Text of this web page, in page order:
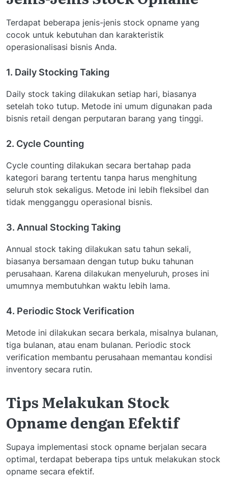
Terdapat beberapa jenis-jenis stock opname yang
cocok untuk kebutuhan dan karakteristik
operasionalisasi bisnis Anda.
1. Daily Stocking Taking
Daily stock taking dilakukan setiap hari, biasanya
setelah toko tutup. Metode ini umum digunakan pada
bisnis retail dengan perputaran barang yang tinggi.
2. Cycle Counting
Cycle counting dilakukan secara bertahap pada
kategori barang tertentu tanpa harus menghitung
seluruh stok sekaligus. Metode ini lebih fleksibel dan
tidak mengganggu operasional bisnis.
3. Annual Stocking Taking
Annual stock taking dilakukan satu tahun sekali,
biasanya bersamaan dengan tutup buku tahunan
perusahaan. Karena dilakukan menyeluruh, proses ini
umumnya membutuhkan waktu lebih lama.
4. Periodic Stock Verification
Metode ini dilakukan secara berkala, misalnya bulanan,
tiga bulanan, atau enam bulanan. Periodic stock
verification membantu perusahaan memantau kondisi
inventory secara rutin.
Tips Melakukan Stock
Opname dengan Efektif
Supaya implementasi stock opname berjalan secara
optimal, terdapat beberapa tips untuk melakukan stock
opname secara efektif.